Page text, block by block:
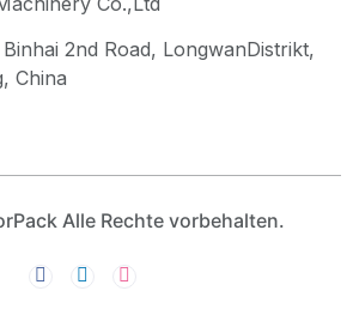
Binhai 2nd Road, LongwanDistrikt,
China
Alle Rechte vorbehalten.